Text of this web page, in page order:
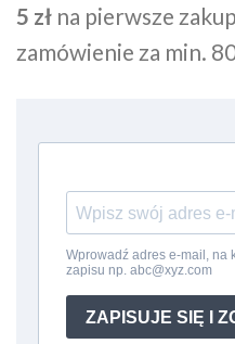
5 zł na pierwsze
zamówienie za min.